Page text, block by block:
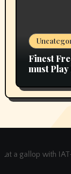
Finest
must
at a gallop with